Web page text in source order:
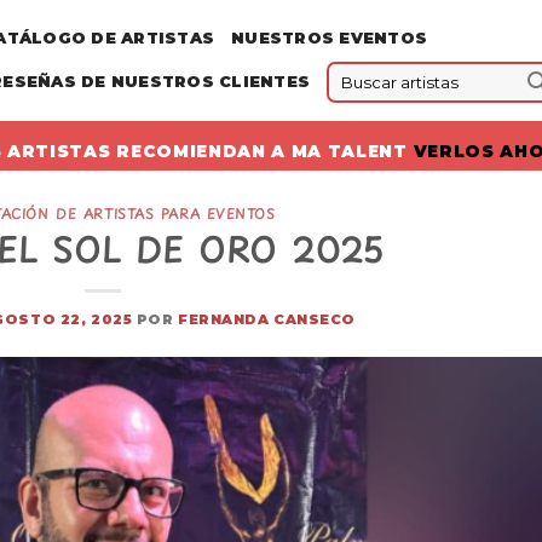
DE ARTISTAS NUESTROS EVENTOS
DE NUESTROS CLIENTES
ARTISTAS RECOMIENDAN A MA TALENT VERLOS
DE ARTISTAS PARA EVENTOS
SOL DE ORO 2025
22, 2025 POR FERNANDA CANSECO